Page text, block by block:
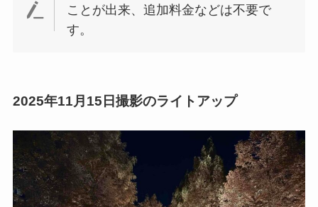
ことが出来、追加料金などは不要で
す。
2025年11月15日撮影のライトアップ